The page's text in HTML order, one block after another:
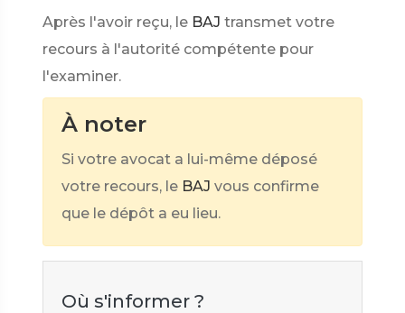
Après l'avoir reçu, le BAJ transmet votre
recours à l'autorité compétente pour
l'examiner.
À noter
Si votre avocat a lui-même déposé
votre recours, le BAJ vous confirme
que le dépôt a eu lieu.
Où s'informer ?